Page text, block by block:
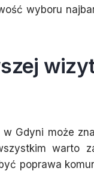
wyboru
Gdyni może
warto
poprawa